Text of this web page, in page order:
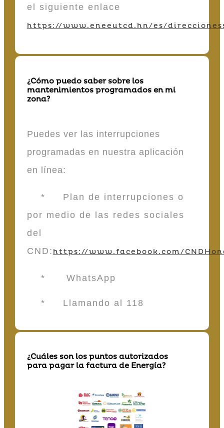
el siguiente enlace
https://www.eneeutcd.hn/es/
¿Cómo puedo saber sobre los
mantenimientos programados en mi
zona?
Puedes ver las interrupciones
programadas en nuestra aplicación
en línea:
* Plan de interrupciones o
por medio de las redes sociales
del
CND: https://www.facebook.com/
* WhatsApp
* Llamando al 118
¿Cuáles son los puntos autorizados
para pagar la factura de Energía?